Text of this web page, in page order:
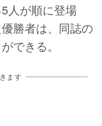
人が順に登場
勝者は、同誌の
できる。
ます